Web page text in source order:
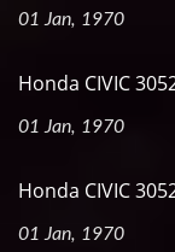
01 Jan, 1970
Honda CIVIC
01 Jan, 1970
Honda CIVIC
01 Jan, 1970